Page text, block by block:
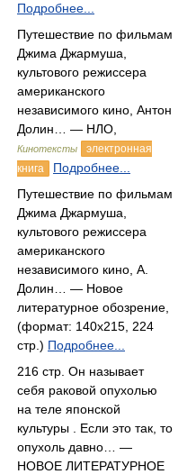
Подробнее...
Путешествие по фильмам
Джима Джармуша,
культового режиссера
американского
независимого кино, Антон
Долин… — НЛО,
Кинотексты
электронная
книга
Подробнее...
Путешествие по фильмам
Джима Джармуша,
культового режиссера
американского
независимого кино, А.
Долин… — Новое
литературное обозрение,
(формат: 140x215, 224
стр.) Подробнее...
216 стр. Он называет
себя раковой опухолью
на теле японской
культуры . Если это так, то
опухоль давно… —
НОВОЕ ЛИТЕРАТУРНОЕ